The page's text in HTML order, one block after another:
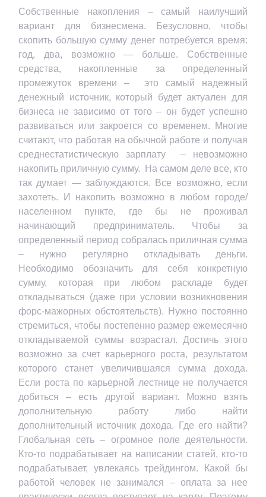
Собственные накопления – самый наилучший
вариант для бизнесмена. Безусловно, чтобы
скопить большую сумму денег потребуется время:
год, два, возможно — больше. Собственные
средства, накопленные за определенный
промежуток времени – это самый надежный
денежный источник, который будет актуален для
бизнеса не зависимо от того – он будет успешно
развиваться или закроется со временем. Многие
считают, что работая на обычной работе и получая
среднестатистическую зарплату – невозможно
накопить приличную сумму. На самом деле все, кто
так думает — заблуждаются. Все возможно, если
захотеть. И накопить возможно в любом городе/
населенном пункте, где бы не проживал
начинающий предприниматель. Чтобы за
определенный период собралась приличная сумма
– нужно регулярно откладывать деньги.
Необходимо обозначить для себя конкретную
сумму, которая при любом раскладе будет
откладываться (даже при условии возникновения
форс-мажорных обстоятельств). Нужно постоянно
стремиться, чтобы постепенно размер ежемесячно
откладываемой суммы возрастал. Достичь этого
возможно за счет карьерного роста, результатом
которого станет увеличившаяся сумма дохода.
Если роста по карьерной лестнице не получается
добиться – есть другой вариант. Можно взять
дополнительную работу либо найти
дополнительный источник дохода. Где его найти?
Глобальная сеть – огромное поле деятельности.
Кто-то подрабатывает на написании статей, кто-то
подрабатывает, увлекаясь трейдингом. Какой бы
работой человек не занимался – оплата за нее